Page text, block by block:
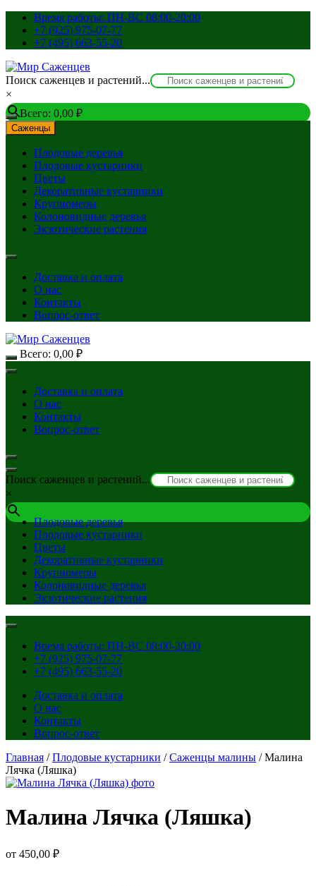
Перейти
содержимому
Время работы: ПН-ВС 08:00-20:00
+7 (925) 975-07-77
+7 (495) 663-55-20
Поиск саженцев и растений...
×
Всего: 0,00 ₽
Саженцы
Плодовые деревья
Плодовые кустарники
Цветы
Декоративные кустарники
Крупномеры
Колоновидные деревья
Экзотические растения
Доставка и оплата
О нас
Контакты
Вопрос-ответ
Всего: 0,00 ₽
Доставка и оплата
О нас
Контакты
Вопрос-ответ
Поиск саженцев и растений...
×
Плодовые деревья
Плодовые кустарники
Цветы
Декоративные кустарники
Крупномеры
Колоновидные деревья
Экзотические растения
Время работы: ПН-ВС 08:00-20:00
+7 (925) 975-07-77
+7 (495) 663-55-20
Доставка и оплата
О нас
Контакты
Вопрос-ответ
Главная /Плодовые кустарники /Саженцы малины / Малина
Лячка (Ляшка)
Малина Лячка (Ляшка)
от 450,00 ₽